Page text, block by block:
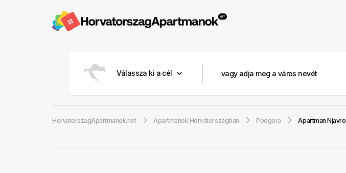
Válassza ki a cél
HorvatorszagApartmanok.net Apartmanok Horvátországban Podgora Apartman Njavro